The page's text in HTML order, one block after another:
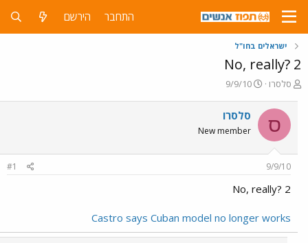
התחבר הירשם
ישראלים בחו"ל
No, really? 2
פ
ח
ה
ו
ש
סלסרו
פ
ס
ם
ת
י
9/9/10
ס סלסרו
New member
9/9/10
#1
No, really? 2
Castro says Cuban model no longer works